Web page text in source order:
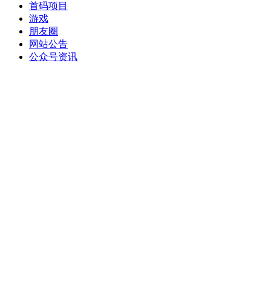
首码项目
游戏
朋友圈
网站公告
公众号资讯